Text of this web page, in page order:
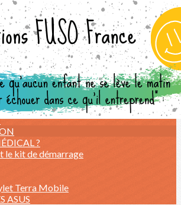
colonnes
les colonnes affichées
de l'ETE 2026
?
le kit de démarrage
Terra Mobile
ASUS